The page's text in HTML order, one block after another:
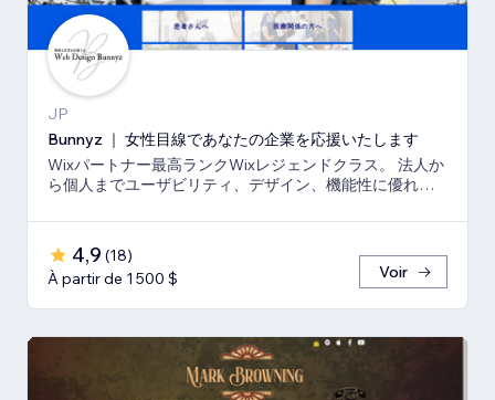
JP
Bunnyz ｜ 女性目線であなたの企業を応援いたします
Wixパートナー最高ランクWixレジェンドクラス。 法人か
ら個人までユーザビリティ、デザイン、機能性に優れた
4,9 (18)
À partir de 1 500 $
Voir